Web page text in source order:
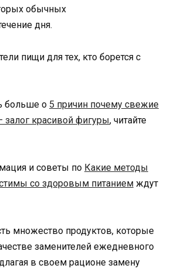
обычных
дня.
больше о 5 причин почему свежие
красивой фигуры, читайте
и советы по Какие методы
со здоровым питанием ждут
множество продуктов, которые
заменителей ежедневного
в своем рационе замену